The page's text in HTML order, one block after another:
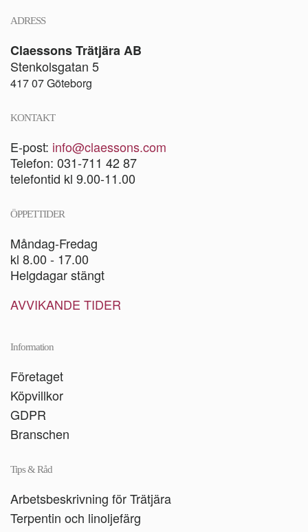
ADRESS
Claessons Trätjära AB
Stenkolsgatan 5
417 07 Göteborg
KONTAKT
E-post: info@claessons.com
Telefon: 031-711 42 87
telefontid kl 9.00-11.00
ÖPPETTIDER
Måndag-Fredag
kl 8.00 - 17.00
Helgdagar stängt
AVVIKANDE TIDER
Information
Företaget
Köpvillkor
GDPR
Branschen
Tips & Råd
Arbetsbeskrivning för Trätjära
Terpentin och linoljefärg